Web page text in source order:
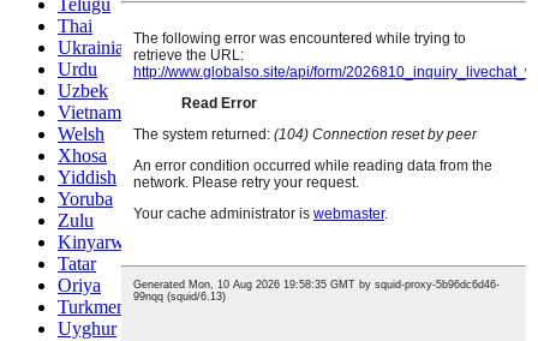
Telugu
Thai
Ukrainian
Urdu
Uzbek
Vietnamese
Welsh
Xhosa
Yiddish
Yoruba
Zulu
Kinyarwanda
Tatar
Oriya
Turkmen
Uyghur